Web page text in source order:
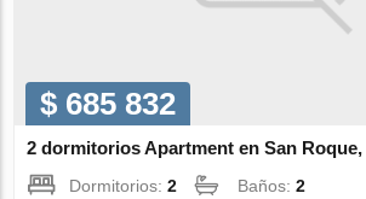
$ 685 832
2 dormitorios Apartment en San Roque,
Dormitorios:2 Baños:2